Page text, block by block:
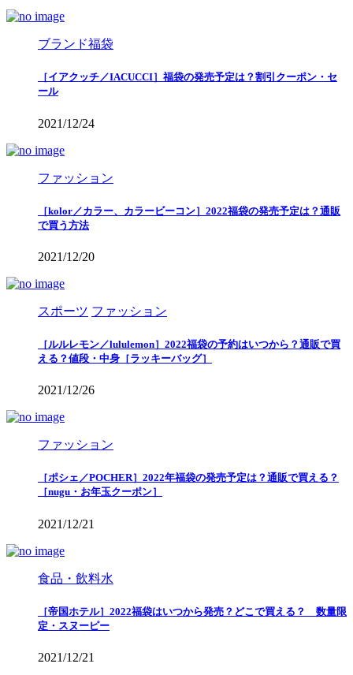
ブランド福袋
［イアクッチ／IACUCCI］福袋の発売予定は？割引クーポン・セ
ール
2021/12/24
ファッション
［kolor／カラー、カラービーコン］2022福袋の発売予定は？通販
で買う方法
2021/12/20
スポーツ ファッション
［ルルレモン／lululemon］2022福袋の予約はいつから？通販で買
える？値段・中身［ラッキーバッグ］
2021/12/26
ファッション
［ポシェ／POCHER］2022年福袋の発売予定は？通販で買える？
［nugu・お年玉クーポン］
2021/12/21
食品・飲料水
［帝国ホテル］2022福袋はいつから発売？どこで買える？ 数量限
定・スヌーピー
2021/12/21